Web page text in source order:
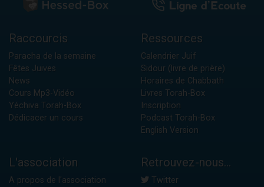
Raccourcis
Paracha de la semaine
Fêtes Juives
News
Cours Mp3-Vidéo
Yéchiva Torah-Box
Dédicacer un cours
Ressources
Calendrier Juif
Sidour (livre de prière)
Horaires de Chabbath
Livres Torah-Box
Inscription
Podcast Torah-Box
English Version
L'association
A propos de l'association
Retrouvez-nous...
Twitter